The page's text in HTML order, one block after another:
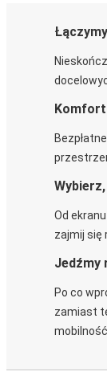
Komfort
Od
zajmij się
Jedźmy
Po co
zamiast